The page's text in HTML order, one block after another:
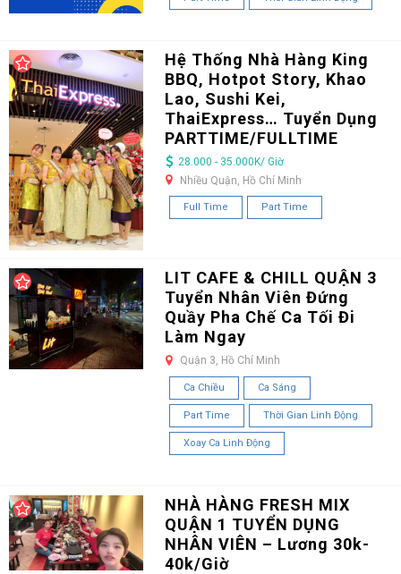
Hệ Thống Nhà Hàng King
BBQ, Hotpot Story, Khao
Lao, Sushi Kei,
ThaiExpress… Tuyển Dụng
PARTTIME/FULLTIME
28.000 - 35.000K/ Giờ
Nhiều Quận, Hồ Chí Minh
Full Time Part Time
LIT CAFE & CHILL QUẬN 3
Tuyển Nhân Viên Đứng
Quầy Pha Chế Ca Tối Đi
Làm Ngay
Quận 3, Hồ Chí Minh
Ca Chiều Ca Sáng
Part Time Thời Gian Linh Động
Xoay Ca Linh Động
NHÀ HÀNG FRESH MIX
QUẬN 1 TUYỂN DỤNG
NHÂN VIÊN – Lương 30k-
40k/Giờ